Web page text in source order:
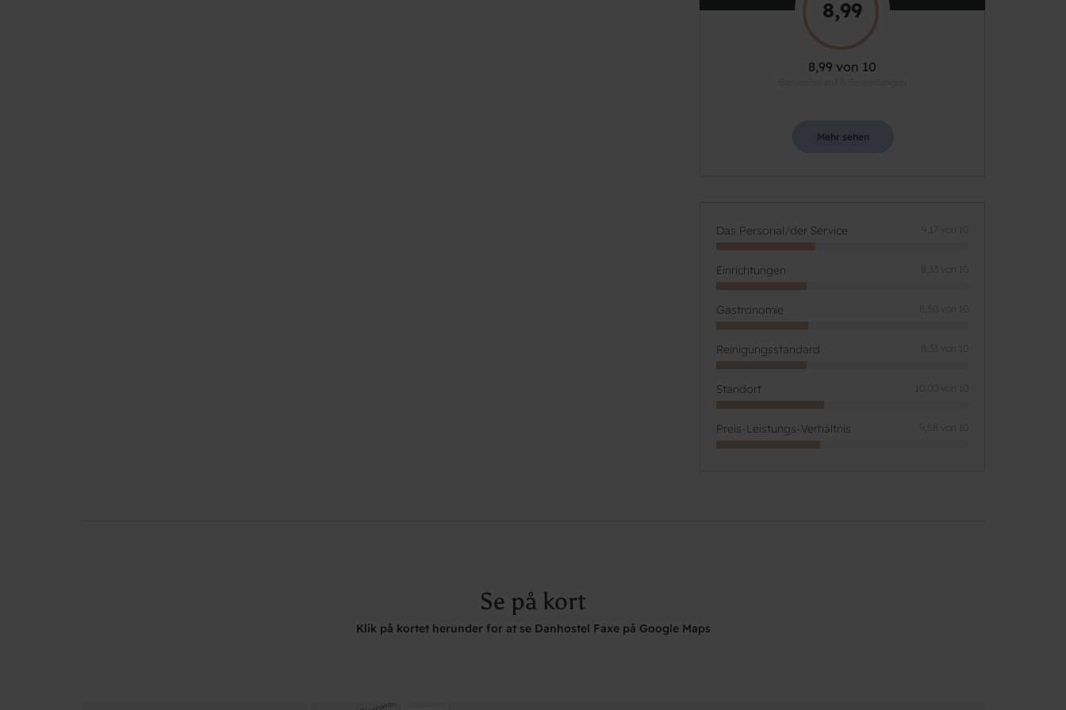
8,99
8,99 von 10
Mehr sehen
Das Personal/der Service 9,17 von 10
Einrichtungen 8,33 von 10
Gastronomie 8,50 von 10
Reinigungsstandard 8,33 von 10
Standort 10,00 von 10
Preis-Leistungs-Verhältnis 9,58 von 10
Se på kort
Klik på kortet herunder for at se Danhostel Faxe på Google Maps